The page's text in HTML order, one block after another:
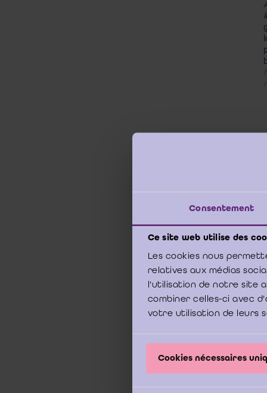
Consentement
Ce site web utilise des
Les cookies nous
relatives aux médias
l'utilisation de notre site
combiner celles-ci avec
votre utilisation de leurs
Cookies nécessaires